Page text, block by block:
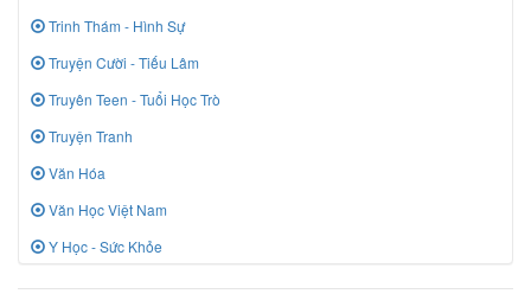
Trinh Thám - Hình Sự
Truyện Cười - Tiếu Lâm
Truyên Teen - Tuổi Học Trò
Truyện Tranh
Văn Hóa
Văn Học Việt Nam
Y Học - Sức Khỏe